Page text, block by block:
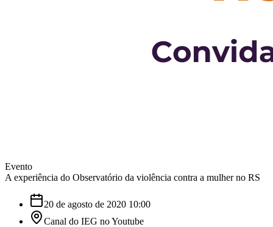
Evento
A experiência do Observatório da violência contra a mulher no RS
20 de agosto de 2020 10:00
Canal do IEG no Youtube